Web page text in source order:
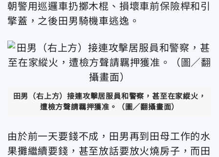
朝警用巡邏車扔擲木棍、損壞車前保險桿和引
擎蓋，之後田男騎機車逃逸。
田男（右上方）接連攻擊居服員和警察，甚至在家縱火，
遭檢方聲請羈押獲准。（圖／翻攝畫面）
由於前一天要錢不成，田男再到田母工作的水
果攤繼續要錢，甚至放話要放火燒房子，而田